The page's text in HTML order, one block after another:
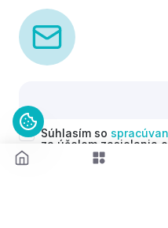
Súhlasím so
za účelom zasielania
(newsletterov) v
Nariadenia GDPR.